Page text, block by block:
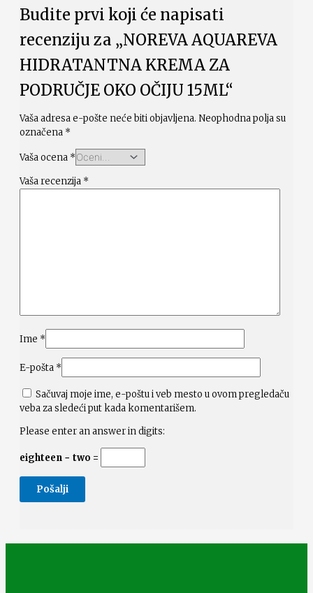
Budite prvi koji će napisati
recenziju za „NOREVA AQUAREVA
HIDRATANTNA KREMA ZA
PODRUČJE OKO OČIJU 15ML“
Vaša adresa e-pošte neće biti objavljena. Neophodna polja su
označena *
Vaša ocena *
Vaša recenzija *
Ime *
E-pošta *
Sačuvaj moje ime, e-poštu i veb mesto u ovom pregledaču
veba za sledeći put kada komentarišem.
Please enter an answer in digits:
eighteen − two =